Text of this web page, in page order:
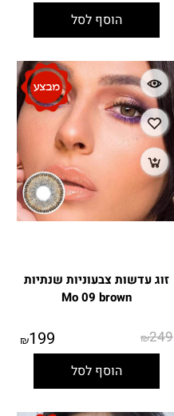
הוסף לסל
זוג עדשות צבעוניות שנתיות
Mo 09 brown
₪249
₪199
הוסף לסל